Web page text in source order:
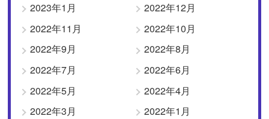
2023年1月
2022年12月
2022年11月
2022年10月
2022年9月
2022年8月
2022年7月
2022年6月
2022年5月
2022年4月
2022年3月
2022年1月